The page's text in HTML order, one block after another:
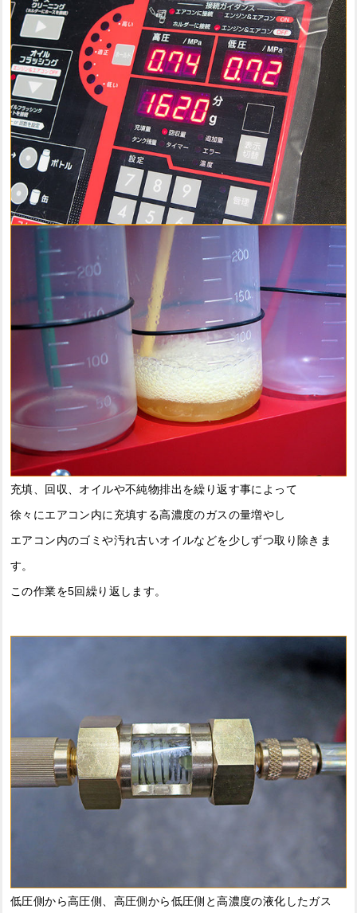
充填、回収、オイルや不純物排出を繰り返す事によって
徐々にエアコン内に充填する高濃度のガスの量増やし
エアコン内のゴミや汚れ古いオイルなどを少しずつ取り除きま
す。
この作業を5回繰り返します。
低圧側から高圧側、高圧側から低圧側と高濃度の液化したガス